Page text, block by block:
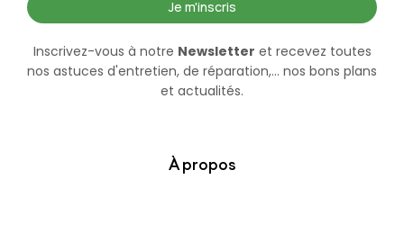
Je m'inscris
Inscrivez-vous à notre Newsletter et recevez toutes
nos astuces d'entretien, de réparation,... nos bons plans
et actualités.
À propos